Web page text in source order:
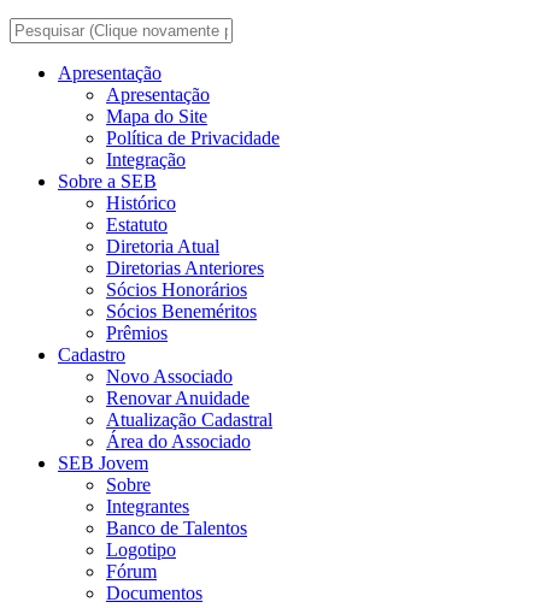
Apresentação
Apresentação
Mapa do Site
Política de Privacidade
Integração
Sobre a SEB
Histórico
Estatuto
Diretoria Atual
Diretorias Anteriores
Sócios Honorários
Sócios Beneméritos
Prêmios
Cadastro
Novo Associado
Renovar Anuidade
Atualização Cadastral
Área do Associado
SEB Jovem
Sobre
Integrantes
Banco de Talentos
Logotipo
Fórum
Documentos